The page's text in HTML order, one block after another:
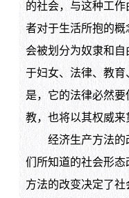
的社会，与这种工
者对于生活所抱的
会被划分为奴隶和
于妇女、法律、教
是，它的法律必然
教，也将以其权威来
经济生产方法的
们所知道的社会形
方法的改变决定了